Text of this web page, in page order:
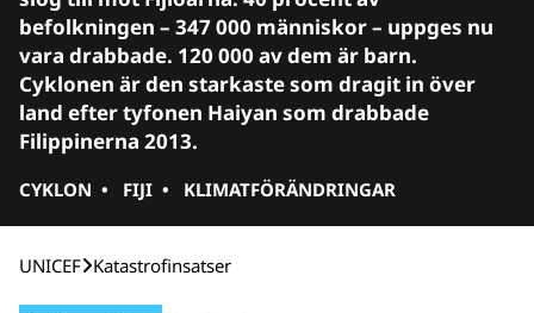
befolkningen – 347 000 människor – uppges nu
vara drabbade. 120 000 av dem är barn.
Cyklonen är den starkaste som dragit in över
land efter tyfonen Haiyan som drabbade
Filippinerna 2013.
CYKLON • FIJI • KLIMATFÖRÄNDRINGAR
UNICEF Katastrofinsatser